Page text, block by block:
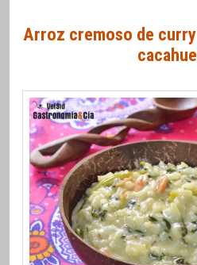
Arroz cremoso de